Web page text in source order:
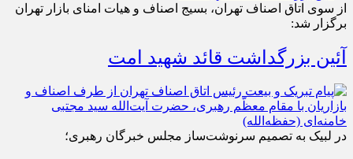
از سوی اتاق اصناف تهران، بسیج اصناف و هیات امنای بازار تهران
برگزار شد:
آئین بزرگداشت قائد شهید امت
در لبیک به تصمیم سرنوشت‌ساز مجلس خبرگان رهبری؛